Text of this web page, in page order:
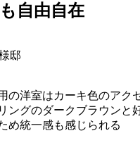
自由自在
邸
の洋室はカーキ色のアク
ングのダークブラウンと
め統一感も感じられる